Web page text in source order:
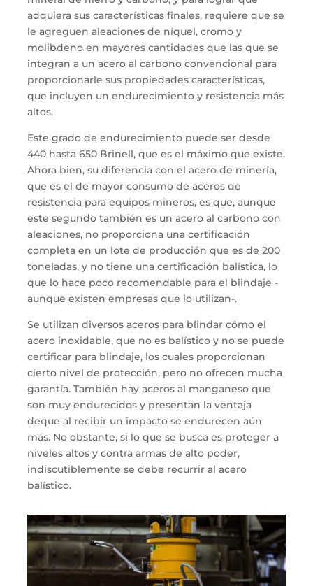
adquierasus características finales, requiere que se
le agreguen aleaciones de níquel, cromo y
molibdeno en mayores cantidades que las que se
integran a un acero al carbono convencional para
proporcionarlesus propiedadescaracterísticas,
que incluyen unendurecimiento y resistencia más
altos.
Este grado de endurecimiento puede ser desde
440 hasta 650 Brinell,que es el máximo que existe.
Ahora bien, su diferencia con el acero de minería,
que es el de mayor consumo de aceros de
resistencia para equipos mineros, esque, aunque
este segundo también es un acero al carbono con
aleaciones, no proporciona una certificación
completa en un lote de producción que es de 200
toneladas, y no tiene una certificación balística, lo
que lo hace poco recomendable para el blindaje -
aunque existen empresas que lo utilizan-.
Se utilizan diversos aceros para blindar cómo el
acero inoxidable, que no es balístico y no se puede
certificar para blindaje, los cuales proporcionan
cierto nivel de protección, pero no ofrecen mucha
garantía. También hay aceros al manganeso que
son muy endurecidos y presentan la ventaja
deque al recibir un impacto se endurecen aún
más. No obstante, si lo que se busca es proteger a
niveles altos y contra armas de alto poder,
indiscutiblemente se debe recurrir alacero
balístico.